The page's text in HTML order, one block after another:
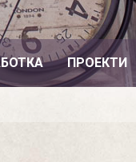
ПРОЕКТИ